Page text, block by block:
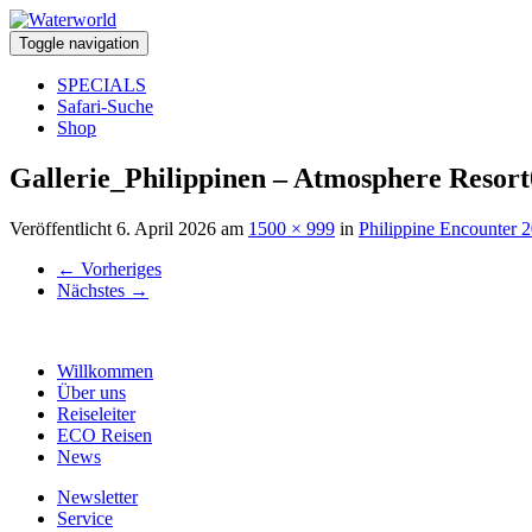
Toggle navigation
SPECIALS
Safari-Suche
Shop
Gallerie_Philippinen – Atmosphere
Veröffentlicht 6. April 2026 am 1500 × 999 in Philippine Encounter
← Vorheriges
Nächstes →
Willkommen
Über uns
Reiseleiter
ECO Reisen
News
Newsletter
Service